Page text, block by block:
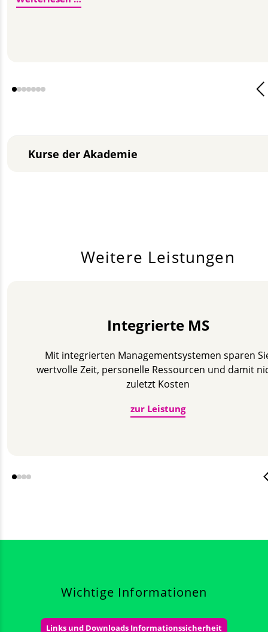
Kurse der Akademie
Weitere Leistungen
Integrierte MS
Mit integrierten Management­systemen sparen
wertvolle Zeit, personelle Ressourcen und damit
zuletzt Kosten
zur Leistung
Wichtige Informationen
Links und Downloads Informationssicherheit